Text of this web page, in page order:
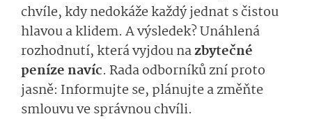
chvíle, kdy nedokáže každý jednat s čistou
hlavou a klidem. A výsledek? Unáhlená
rozhodnutí, která vyjdou nazbytečné
peníze navíc. Rada odborníků zní proto
jasně: Informujte se, plánujte a změňte
smlouvu ve správnou chvíli.